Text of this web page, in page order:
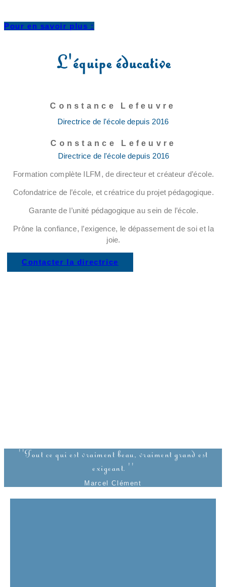
Pour en savoir plus :
L'équipe éducative
Constance Lefeuvre
Directrice de l'école depuis 2016
Constance Lefeuvre
Directrice de l'école depuis 2016
Formation complète ILFM, de directeur et créateur d’école.
Cofondatrice de l’école, et créatrice du projet pédagogique.
Garante de l’unité pédagogique au sein de l’école.
Prône la confiance, l’exigence, le dépassement de soi et la
joie.
Contacter la directrice
''Tout ce qui est vraiment beau, vraiment grand est
exigeant. ''
Marcel Clément